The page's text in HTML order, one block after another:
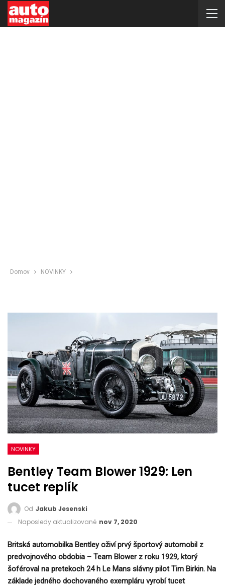
Domov NOVINKY
NOVINKY
Bentley Team Blower 1929: Len
tucet replík
Od Jakub Jesenski
Naposledy aktualizované nov 7, 2020
Britská automobilka Bentley oživí prvý športový automobil z
predvojnového obdobia – Team Blower z roku 1929, ktorý
šoféroval na pretekoch 24 h Le Mans slávny pilot Tim Birkin. Na
základe jedného dochovaného exempláru vyrobí tucet